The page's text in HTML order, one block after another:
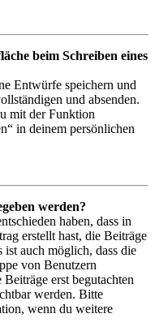
beim Schreiben eines
Entwürfe speichern und
und absenden.
mit der Funktion
in deinem persönlichen
werden?
haben, dass in
erstellt hast, die Beiträge
ist auch möglich, dass die
von Benutzern
erst begutachten
werden. Bitte
wenn du weitere